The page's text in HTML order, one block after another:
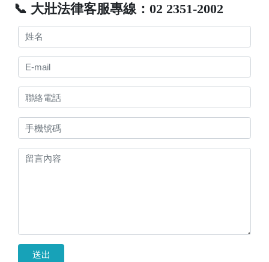
📞 大壯法律客服專線：02 2351-2002
送出